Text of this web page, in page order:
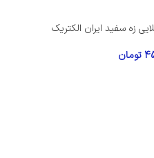
زه سفید ایران الکتریک
تومان